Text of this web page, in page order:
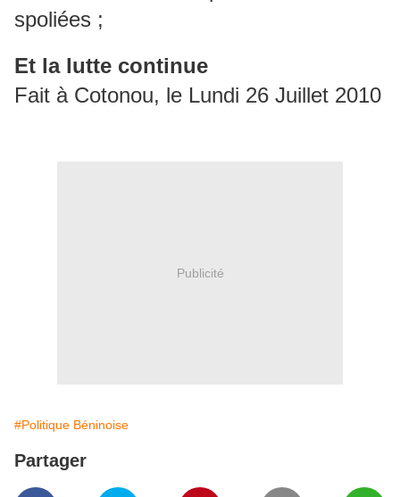
spoliées ;
Et la lutte continue
Fait à Cotonou, le Lundi 26 Juillet 2010
Publicité
#Politique Béninoise
Partager